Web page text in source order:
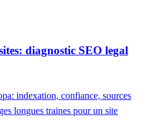
diagnostic SEO legal
indexation, confiance, sources
longues traines pour un site